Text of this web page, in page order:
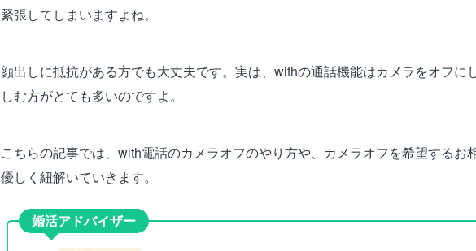
緊張してしまいますよね。
顔出しに抵抗がある方でも大丈夫です。実は、withの通話機能はカメラをオフに
しむ方がとても多いのですよ。
こちらの記事では、with電話のカメラオフのやり方や、カメラオフを希望するお
優しく紐解いていきます。
婚活アドバイザー